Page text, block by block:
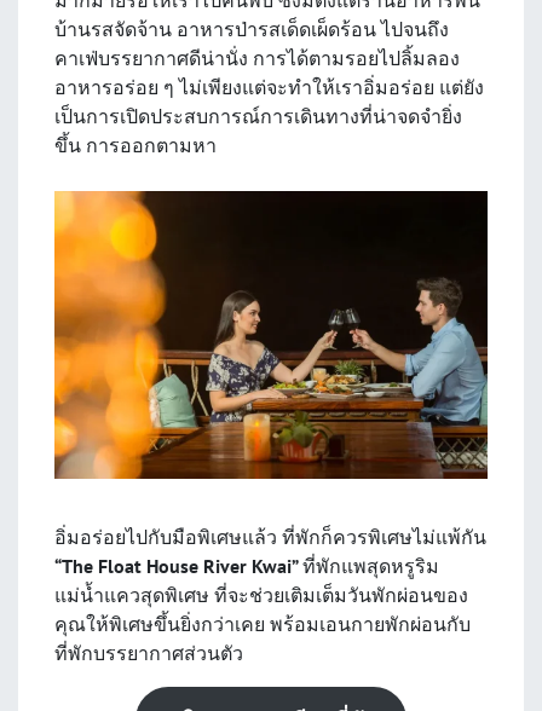
บ้านรสจัดจ้าน อาหารป่ารสเด็ดเผ็ดร้อน ไปจนถึง
คาเฟ่บรรยากาศดีน่านั่ง การได้ตามรอยไปลิ้มลอง
อาหารอร่อย ๆ ไม่เพียงแต่จะทำให้เราอิ่มอร่อย แต่ยัง
เป็นการเปิดประสบการณ์การเดินทางที่น่าจดจำยิ่ง
ขึ้น การออกตามหา
อิ่มอร่อยไปกับมือพิเศษแล้ว ที่พักก็ควรพิเศษไม่แพ้กัน
“The Float House River Kwai”ที่พักแพสุดหรูริม
แม่น้ำแควสุดพิเศษ ที่จะช่วยเติมเต็มวันพักผ่อนของ
คุณให้พิเศษขึ้นยิ่งกว่าเคย พร้อมเอนกายพักผ่อนกับ
ที่พักบรรยากาศส่วนตัว